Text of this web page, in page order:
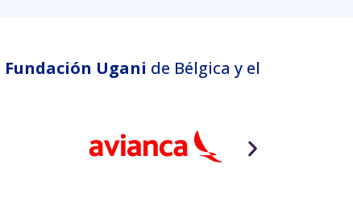
Fundación Ugani de Bélgica y el